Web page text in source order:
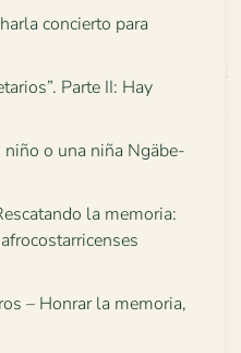
concierto para
Parte II: Hay
o una niña Ngäbe-
la memoria:
– Honrar la memoria,